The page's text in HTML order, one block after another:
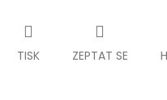
TISK ZEPTAT SE